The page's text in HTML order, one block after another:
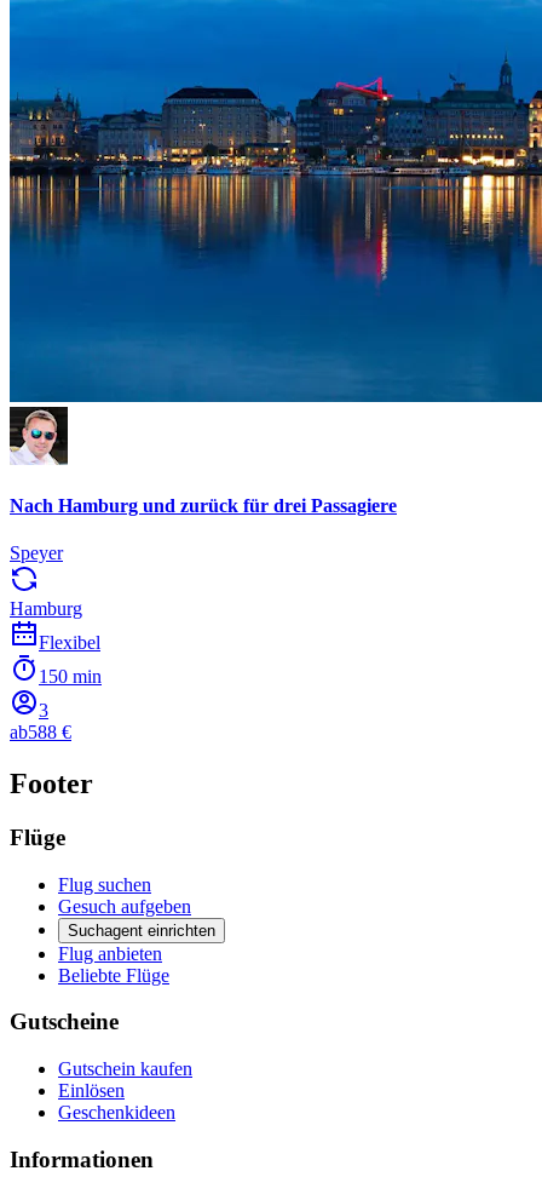
Nach Hamburg und zurück für drei Passagiere
Speyer
Hamburg
Flexibel
150 min
3
ab588 €
Footer
Flüge
Flug suchen
Gesuch aufgeben
Suchagent einrichten
Flug anbieten
Beliebte Flüge
Gutscheine
Gutschein kaufen
Einlösen
Geschenkideen
Informationen